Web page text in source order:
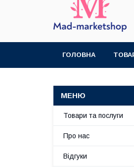
ГОЛОВНА
Товари та послуги
Про нас
Відгуки